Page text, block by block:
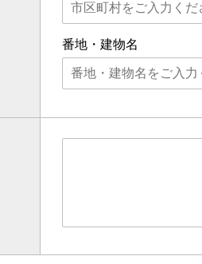
番地・建物名